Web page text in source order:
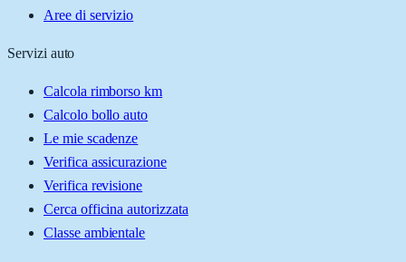
Aree di servizio
Servizi auto
Calcola rimborso km
Calcolo bollo auto
Le mie scadenze
Verifica assicurazione
Verifica revisione
Cerca officina autorizzata
Classe ambientale